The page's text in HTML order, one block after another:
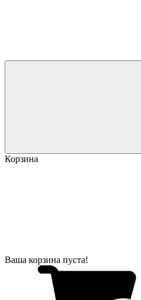
Корзина
Ваша корзина пуста!